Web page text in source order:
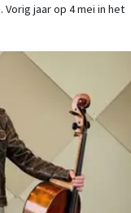
jaar op 4 mei in het